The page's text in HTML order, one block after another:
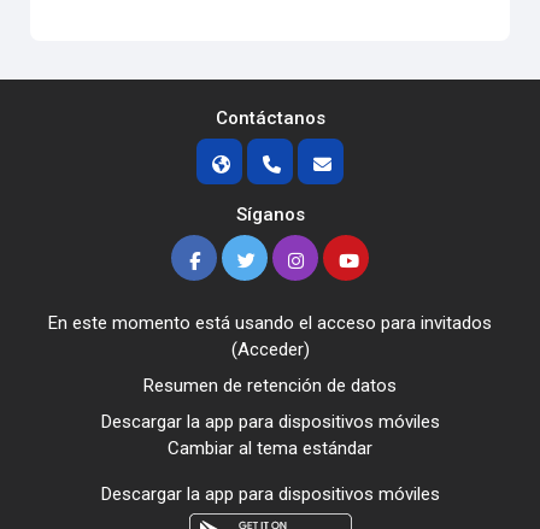
Contáctanos
Síganos
En este momento está usando el acceso para invitados
(Acceder)
Resumen de retención de datos
Descargar la app para dispositivos móviles
Cambiar al tema estándar
Descargar la app para dispositivos móviles